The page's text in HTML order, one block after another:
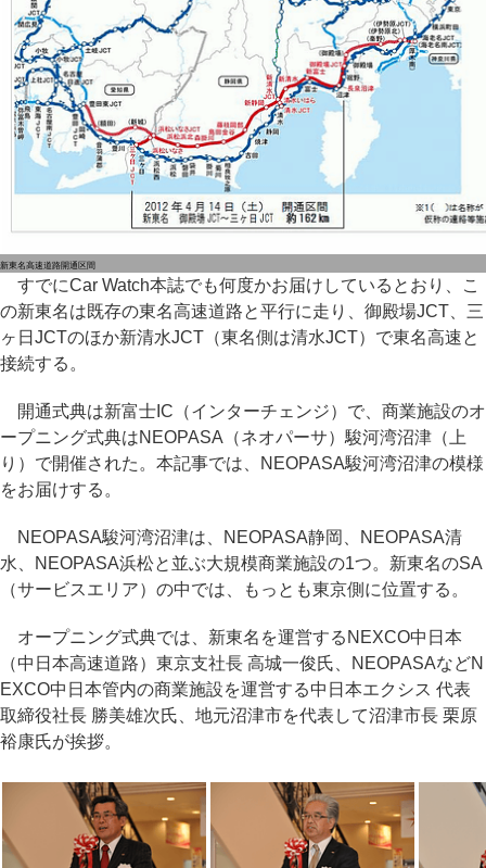
新東名高速道路開通区間
すでにCar Watch本誌でも何度かお届けしているとおり、こ
の新東名は既存の東名高速道路と平行に走り、御殿場JCT、三
ヶ日JCTのほか新清水JCT（東名側は清水JCT）で東名高速と
接続する。
開通式典は新富士IC（インターチェンジ）で、商業施設のオ
ープニング式典はNEOPASA（ネオパーサ）駿河湾沼津（上
り）で開催された。本記事では、NEOPASA駿河湾沼津の模様
をお届けする。
NEOPASA駿河湾沼津は、NEOPASA静岡、NEOPASA清
水、NEOPASA浜松と並ぶ大規模商業施設の1つ。新東名のSA
（サービスエリア）の中では、もっとも東京側に位置する。
オープニング式典では、新東名を運営するNEXCO中日本
（中日本高速道路）東京支社長 高城一俊氏、NEOPASAなどN
EXCO中日本管内の商業施設を運営する中日本エクシス 代表
取締役社長 勝美雄次氏、地元沼津市を代表して沼津市長 栗原
裕康氏が挨拶。